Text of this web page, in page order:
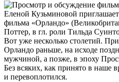
Еленой Кузьминовой
фильма «Орландо»
Поттер, в гл. роли Тильда
Вот уже несколько столетий.
Орландо раньше, на исходе
мужчиной, а позже, в эпоху
Без всяких, как принято в наше
и перевоплотился.